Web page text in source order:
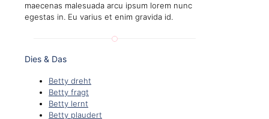
maecenas malesuada arcu ipsum lorem nunc
egestas in. Eu varius et enim gravida id.
Dies & Das
Betty dreht
Betty fragt
Betty lernt
Betty plaudert